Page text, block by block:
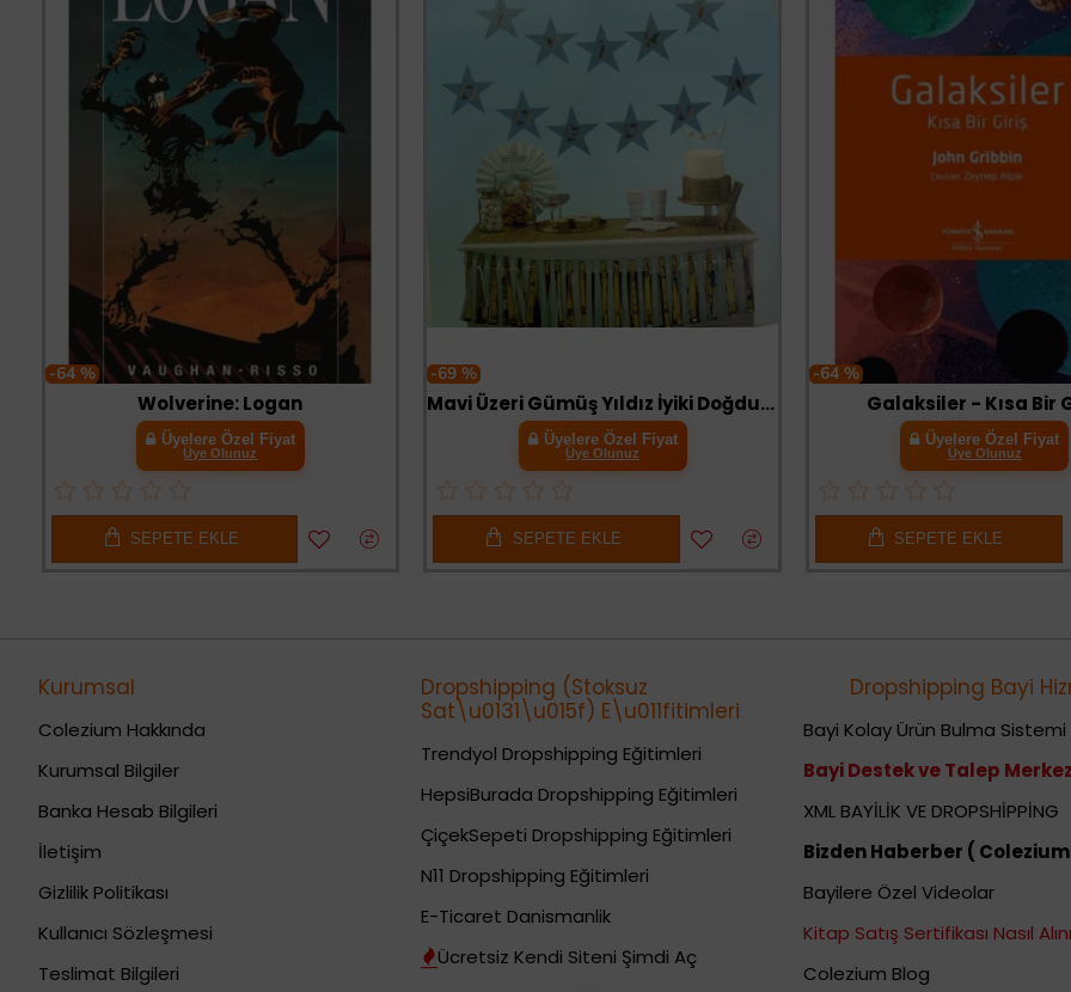
-64 %
Wolverine: Logan
Üyelere Özel Fiyat
Üye Olunuz
SEPETE EKLE
-69 %
Mavi Üzeri Gümüş Yıldız İyiki Doğdun Flama Süs
Üyelere Özel Fiyat
Üye Olunuz
SEPETE EKLE
-64 %
Galaksiler - Kısa Bir
Üyelere Özel Fiyat
Üye Olunuz
SEPETE EKLE
Kurumsal
Colezium Hakkında
Kurumsal Bilgiler
Banka Hesab Bilgileri
İletişim
Gizlilik Politikası
Kullanıcı Sözleşmesi
Teslimat Bilgileri
Dropshipping (Stoksuz
Sat\u0131\u015f) E\u011fitimleri
Trendyol Dropshipping Eğitimleri
HepsiBurada Dropshipping Eğitimleri
ÇiçekSepeti Dropshipping Eğitimleri
N11 Dropshipping Eğitimleri
E-Ticaret Danismanlik
Ücretsiz Kendi Siteni Şimdi Aç
Dropshipping Bayi
Bayi Kolay Ürün Bulma Sistemi
Bayi Destek ve Talep
XML BAYİLİK VE DROPSHİPPİNG
Bizden Haberber (
Bayilere Özel Videolar
Kitap Satış Sertifikası Nasıl
Colezium Blog